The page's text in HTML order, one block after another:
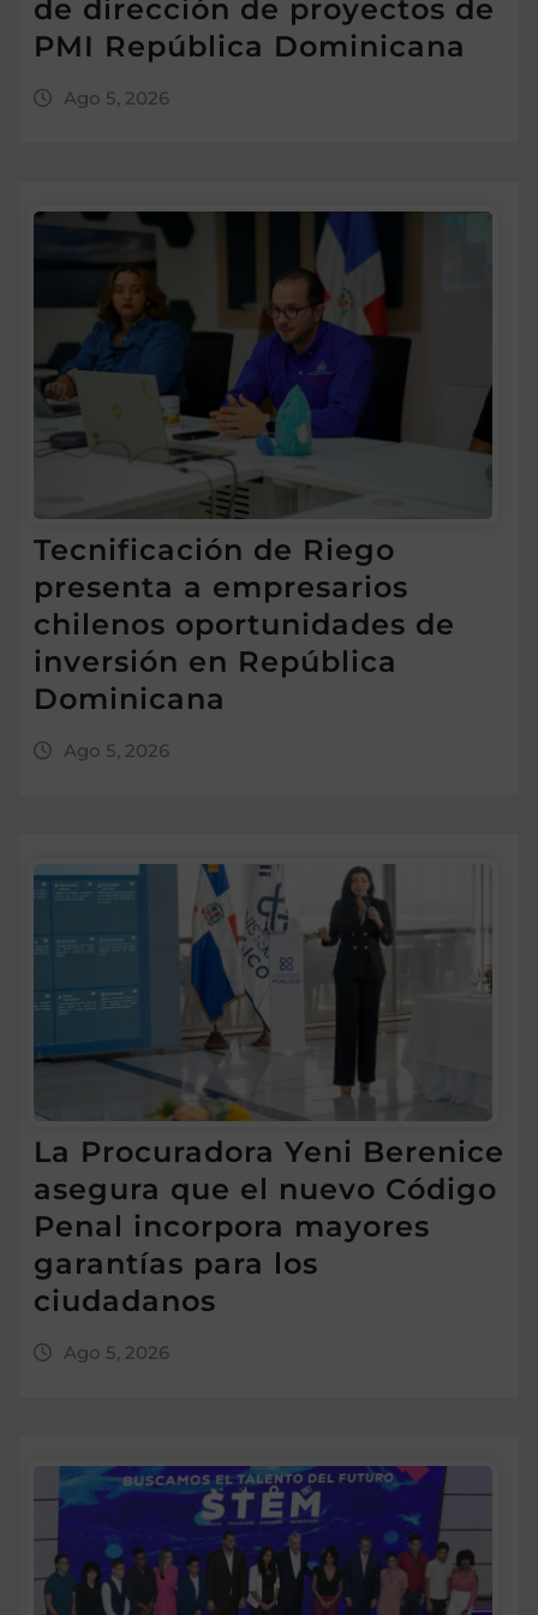
de dirección de proyectos de
PMI República Dominicana
Ago 5, 2026
Tecnificación de Riego
presenta a empresarios
chilenos oportunidades de
inversión en República
Dominicana
Ago 5, 2026
La Procuradora Yeni Berenice
asegura que el nuevo Código
Penal incorpora mayores
garantías para los
ciudadanos
Ago 5, 2026